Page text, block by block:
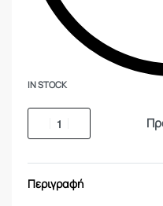
IN STOCK
Περιγραφή